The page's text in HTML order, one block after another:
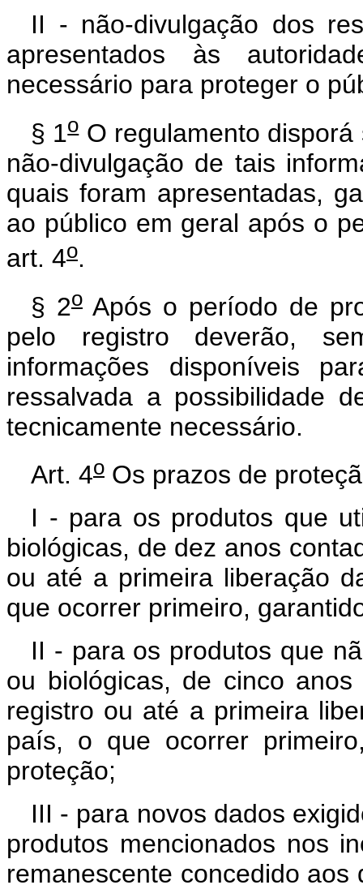
II - não-divulgação dos
apresentados às
necessário para proteger o
§ 1oO regulamento disporá
não-divulgação de tais
quais foram apresentadas,
ao público em geral após o
art. 4o.
§ 2o Após o período de
pelo registro deverão,
informações disponíveis
ressalvada a possibilidade
tecnicamente necessário.
Art. 4o Os prazos de
I - para os produtos que
biológicas, de dez anos
ou até a primeira liberação
que ocorrer primeiro,
II - para os produtos que
ou biológicas, de cinco
registro ou até a primeira
país, o que ocorrer
proteção;
III - para novos dados
produtos mencionados nos
remanescente concedido